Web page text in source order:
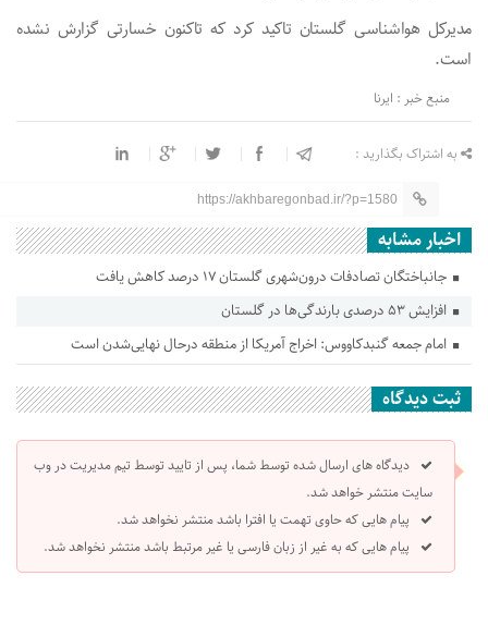
مدیرکل هواشناسی گلستان تاکید کرد که تاکنون خسارتی گزارش نشده
است.
منبع خبر : ایرنا
به اشتراک بگذارید :
https://akhbaregonbad.ir/?p=1580
اخبار مشابه
جانباختگان تصادفات درون‌شهری گلستان ۱۷ درصد کاهش یافت
افزایش ۵۳ درصدی بارندگی‌ها در گلستان
امام جمعه گنبدکاووس: اخراج آمریکا از منطقه درحال نهایی‌شدن است
ثبت دیدگاه
دیدگاه های ارسال شده توسط شما، پس از تایید توسط تیم مدیریت در وب
سایت منتشر خواهد شد.
پیام هایی که حاوی تهمت یا افترا باشد منتشر نخواهد شد.
پیام هایی که به غیر از زبان فارسی یا غیر مرتبط باشد منتشر نخواهد شد.